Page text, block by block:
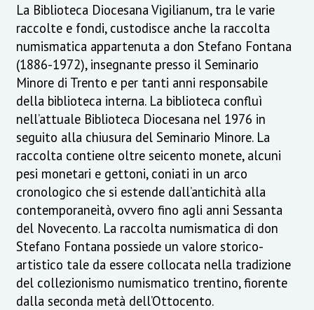
La Biblioteca Diocesana Vigilianum, tra le varie
raccolte e fondi, custodisce anche la raccolta
numismatica appartenuta a don Stefano Fontana
(1886-1972), insegnante presso il Seminario
Minore di Trento e per tanti anni responsabile
della biblioteca interna. La biblioteca confluì
nell’attuale Biblioteca Diocesana nel 1976 in
seguito alla chiusura del Seminario Minore. La
raccolta contiene oltre seicento monete, alcuni
pesi monetari e gettoni, coniati in un arco
cronologico che si estende dall’antichità alla
contemporaneità, ovvero fino agli anni Sessanta
del Novecento. La raccolta numismatica di don
Stefano Fontana possiede un valore storico-
artistico tale da essere collocata nella tradizione
del collezionismo numismatico trentino, fiorente
dalla seconda metà dell’Ottocento.